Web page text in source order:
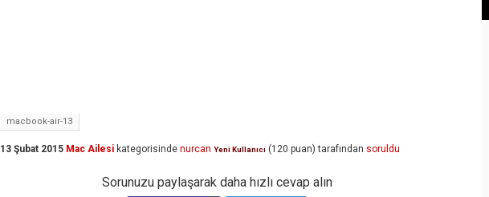
macbook-air-13
13 Şubat 2015 Mac Ailesi kategorisinde nurcan Yeni Kullanıcı (120 puan) tarafından soruldu
Sorunuzu paylaşarak daha hızlı cevap alın